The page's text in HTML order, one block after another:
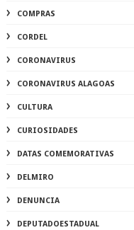
COMPRAS
CORDEL
CORONAVIRUS
CORONAVIRUS ALAGOAS
CULTURA
CURIOSIDADES
DATAS COMEMORATIVAS
DELMIRO
DENUNCIA
DEPUTADOESTADUAL